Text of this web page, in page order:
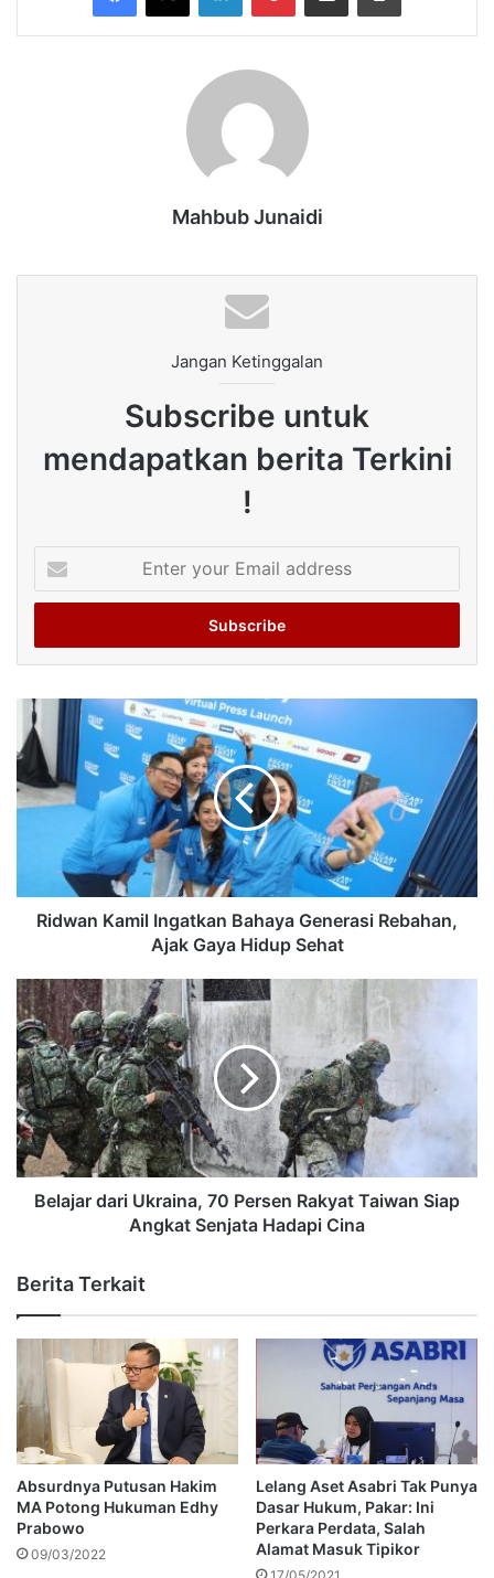
Mahbub Junaidi
Jangan Ketinggalan
Subscribe untuk
mendapatkan berita Terkini
!
your
Email
Ridwan Kamil Ingatkan Bahaya Generasi Rebahan,
Ajak Gaya Hidup Sehat
Belajar dari Ukraina, 70 Persen Rakyat Taiwan Siap
Angkat Senjata Hadapi Cina
Berita Terkait
Absurdnya Putusan Hakim
MA Potong Hukuman Edhy
Prabowo
09/03/2022
Lelang Aset Asabri Tak Punya
Dasar Hukum, Pakar: Ini
Perkara Perdata, Salah
Alamat Masuk Tipikor